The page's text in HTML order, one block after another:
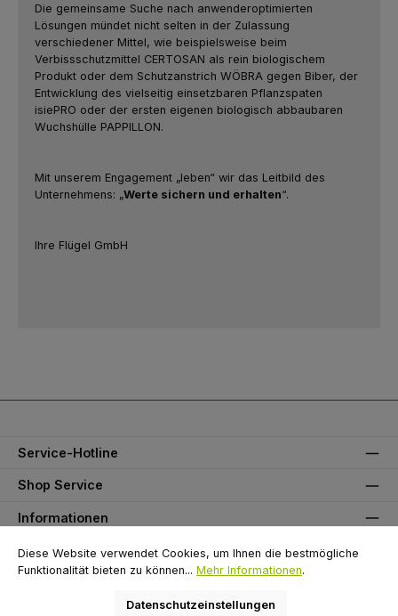
Die gemeinsame Suche nach anwenderoptimierten
Lösungen mündet nicht selten in der Zulassung
verschiedener Mittel, wie beispielsweise beim
Verbissschutzmittel CERTOSAN als rein biologischem
Produkt oder dem Schutzanstrich WÖBRA gegen Biber, der
Entwicklung des vielseitig einsetzbaren Pflanzspaten
isiePRO oder der ersten eigenen biologisch abbaubaren
Wuchshülle PAPPILLON.
Mit unserem Engagement „leben“ wir das Leitbild des
Unternehmens: „Werte sichern und erhalten“.
Ihre Flügel GmbH
Service-Hotline
Shop Service
Informationen
Unser Partner
Diese Website verwendet Cookies, um Ihnen die bestmögliche
Funktionalität bieten zu können... Mehr Informationen.
Datenschutzeinstellungen